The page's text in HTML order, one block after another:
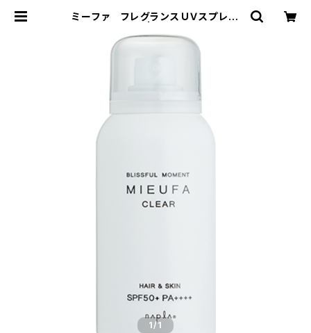
ミーファ フレグランスＵＶスプレー
NLINE STORE
1/1